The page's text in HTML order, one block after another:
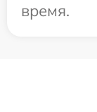
время.